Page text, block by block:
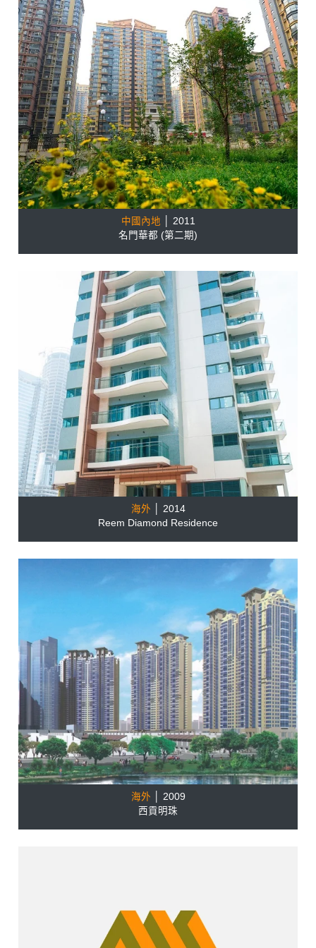
中國內地
│ 2011
名門華都 (第二期)
海外
│ 2014
Reem Diamond Residence
海外
│ 2009
西貢明珠